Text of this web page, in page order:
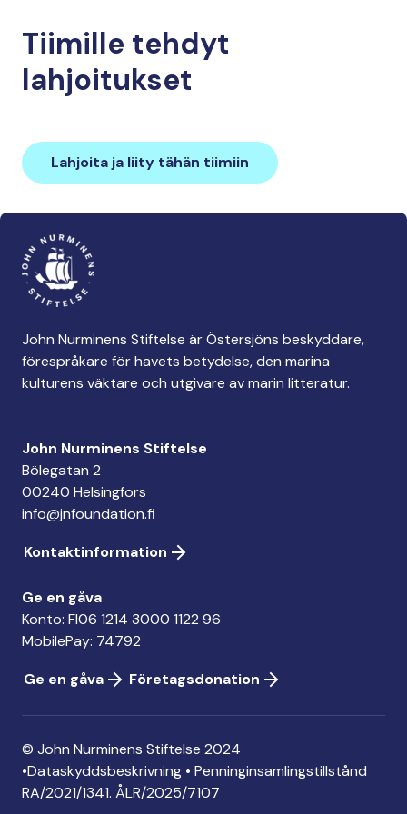
Tiimille tehdyt
lahjoitukset
Lahjoita ja liity tähän tiimiin
John Nurminens Stiftelse är Östersjöns beskyddare,
förespråkare för havets betydelse, den marina
kulturens väktare och utgivare av marin litteratur.
John Nurminens Stiftelse
Bölegatan 2
00240 Helsingfors
info@jnfoundation.fi
Kontaktinformation
Ge en gåva
Konto: FI06 1214 3000 1122 96
MobilePay: 74792
Ge en gåva
Företagsdonation
© John Nurminens Stiftelse 2024
•Dataskyddsbeskrivning • Penninginsamlingstillstånd
RA/2021/1341. ÅLR/2025/7107